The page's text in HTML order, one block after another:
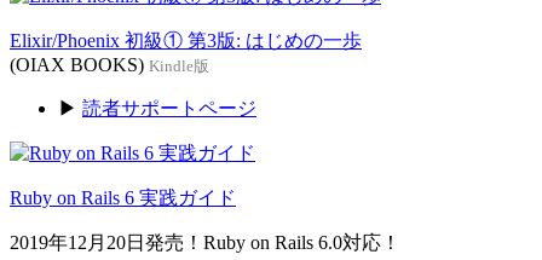
Elixir/Phoenix 初級① 第3版: はじめの一歩
(OIAX BOOKS) Kindle版
▶ 読者サポートページ
Ruby on Rails 6 実践ガイド
2019年12月20日発売！Ruby on Rails 6.0対応！